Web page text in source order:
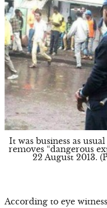
It was business as
removes “dangerous
22 August 2013.
According to eye